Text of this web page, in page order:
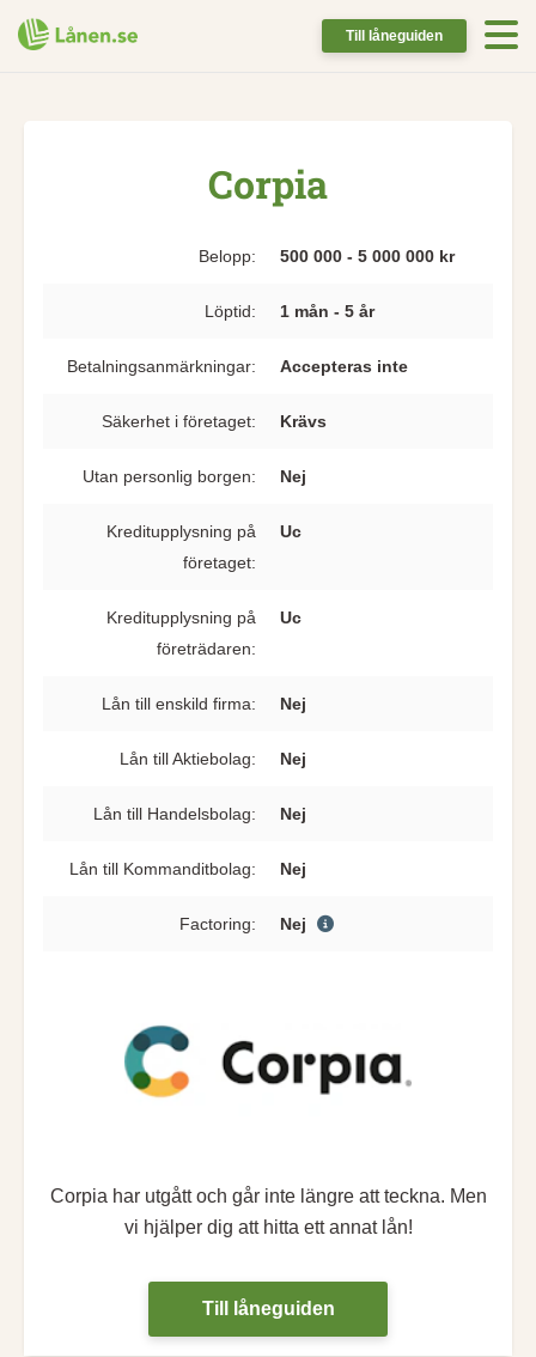
Till låneguiden
Corpia
Belopp: 500 000 - 5 000 000 kr
Löptid: 1 mån - 5 år
Betalningsanmärkningar: Accepteras inte
Säkerhet i företaget: Krävs
Utan personlig borgen: Nej
Kreditupplysning på
företaget:
Uc
Kreditupplysning på
företrädaren:
Uc
Lån till enskild firma: Nej
Lån till Aktiebolag: Nej
Lån till Handelsbolag: Nej
Lån till Kommanditbolag: Nej
Factoring: Nej
Corpia har utgått och går inte längre att teckna. Men
vi hjälper dig att hitta ett annat lån!
Till låneguiden